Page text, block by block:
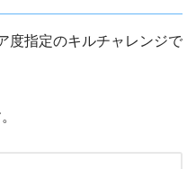
度指定のキルチャレンジで